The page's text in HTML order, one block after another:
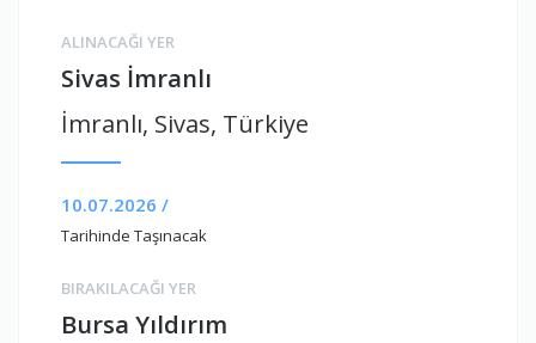
ALINACAĞI YER
Sivas İmranlı
İmranlı, Sivas, Türkiye
10.07.2026 /
Tarihinde Taşınacak
BIRAKILACAĞI YER
Bursa Yıldırım